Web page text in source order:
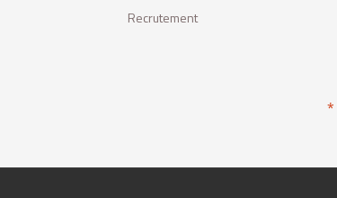
Recrutement
*